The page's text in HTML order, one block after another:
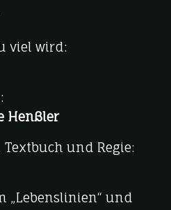
viel wird:
Henßler
und Regie:
„Lebenslinien“ und